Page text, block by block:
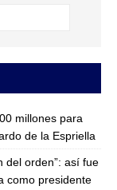
millones para
de la Espriella
del orden”: así fue
como presidente